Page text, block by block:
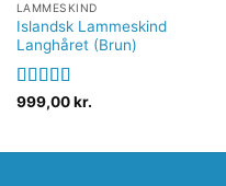
LAMMESKIND
Islandsk Lammeskind
Langhåret (Brun)
Vurderet
999,00kr.